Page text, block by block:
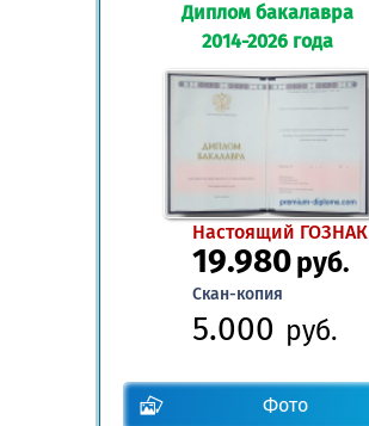
Диплом бакалавра
2014-2026 года
Настоящий ГОЗНАК
19.980руб.
Скан-копия
5.000 руб.
Фото